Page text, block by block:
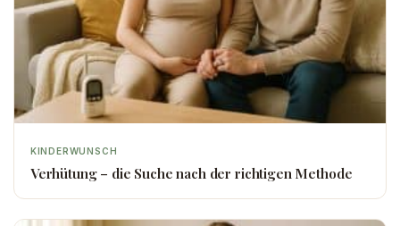
KINDERWUNSCH
Verhütung – die Suche nach der richtigen Methode